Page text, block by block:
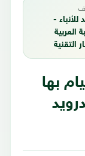
-
العربية
التقنية
بها